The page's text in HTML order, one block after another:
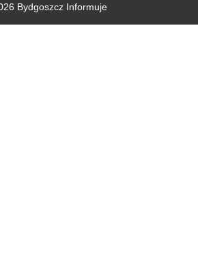
Bydgoszcz Informuje